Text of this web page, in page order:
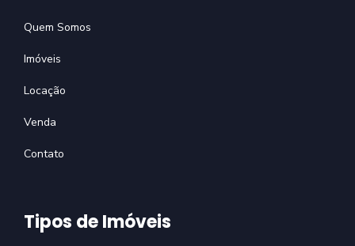
Quem Somos
Imóveis
Locação
Venda
Contato
Tipos de Imóveis